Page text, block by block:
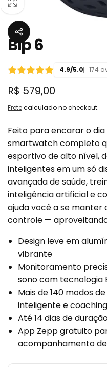
Bip 6
4.9/5.0 174
Preço
normal
R$ 579,00
Fretecalculado no checkout.
Feito para encarar o
smartwatch completo
esportivo de alto nível,
inteligentes em um só
avançada de saúde,
inteligência artificial e
ajuda você a se manter
controle —
Design leve em
vibrante
Monitoramento
sono com tecnologia
Mais de 140 modos
inteligente e
Até 14 dias de
App Zepp gratuito
acompanhamento